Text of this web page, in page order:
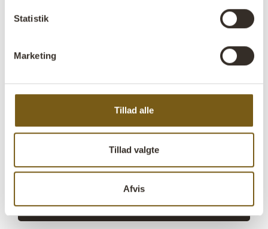
Statistik
Marketing
Tillad alle
Tillad valgte
Afvis
Produktbeskrivelse
spændende spil i overfladen. Med sin højde på 35 cm
passer den perfekt til både blomster og grene eller som